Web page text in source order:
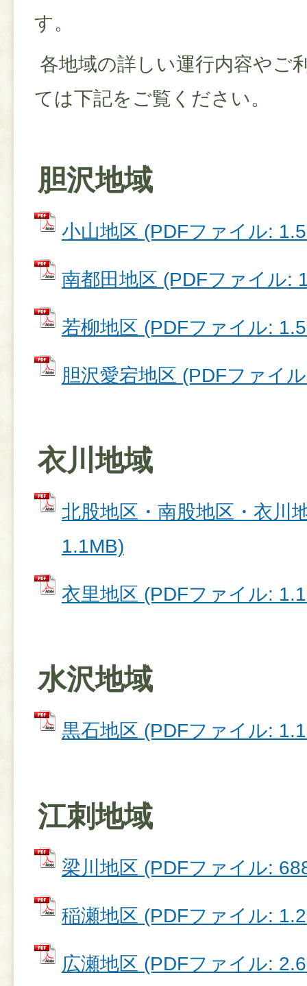
す。
各地域の詳しい運行内容やご
ては下記をご覧ください。
胆沢地域
小山地区 (PDFファイル:
南都田地区 (PDFファイル:
若柳地区 (PDFファイル:
胆沢愛宕地区 (PDFファイ
衣川地域
北股地区・南股地区・衣川
1.1MB)
衣里地区 (PDFファイル:
水沢地域
黒石地区 (PDFファイル:
江刺地域
梁川地区 (PDFファイル:
稲瀬地区 (PDFファイル:
広瀬地区 (PDFファイル: